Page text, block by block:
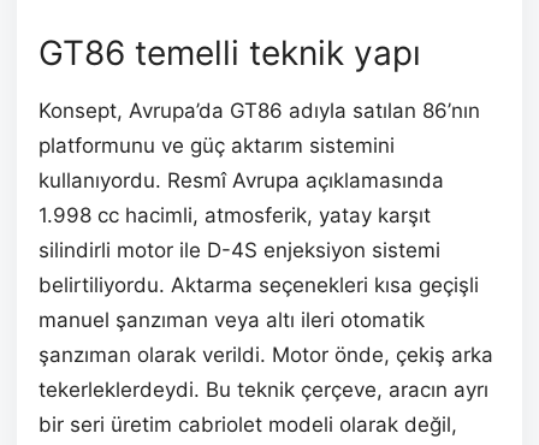
GT86 temelli teknik yapı
Konsept, Avrupa’da GT86 adıyla satılan 86’nın
platformunu ve güç aktarım sistemini
kullanıyordu. Resmî Avrupa açıklamasında
1.998 cc hacimli, atmosferik, yatay karşıt
silindirli motor ile D-4S enjeksiyon sistemi
belirtiliyordu. Aktarma seçenekleri kısa geçişli
manuel şanzıman veya altı ileri otomatik
şanzıman olarak verildi. Motor önde, çekiş arka
tekerleklerdeydi. Bu teknik çerçeve, aracın ayrı
bir seri üretim cabriolet modeli olarak değil,